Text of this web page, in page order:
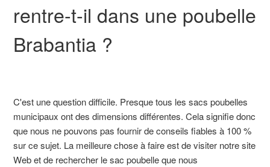
rentre-t-il dans une poubelle
Brabantia ?
C'est une question difficile. Presque tous les sacs poubelles
municipaux ont des dimensions différentes. Cela signifie donc
que nous ne pouvons pas fournir de conseils fiables à 100 %
sur ce sujet. La meilleure chose à faire est de visiter notre site
Web et de rechercher le sac poubelle que nous